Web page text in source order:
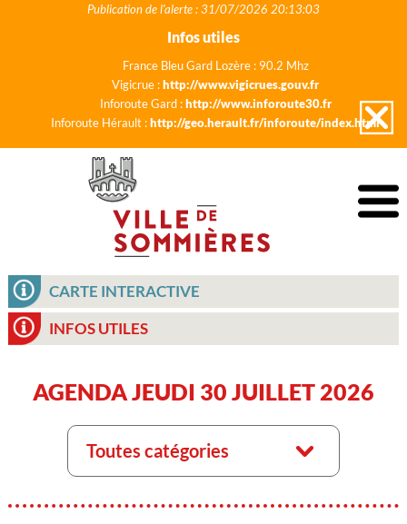
Publication de l'alerte : 31/07/2026 20:13:03
Infos utiles
France Bleu Gard Lozère : 90.2 Mhz
Vigicrue :http://www.vigicrues.gouv.fr
Inforoute Gard :http://www.inforoute30.fr
Inforoute Hérault :http://geo.herault.fr/inforoute/index.html
CARTE INTERACTIVE
INFOS UTILES
AGENDA JEUDI 30 JUILLET 2026
Toutes catégories